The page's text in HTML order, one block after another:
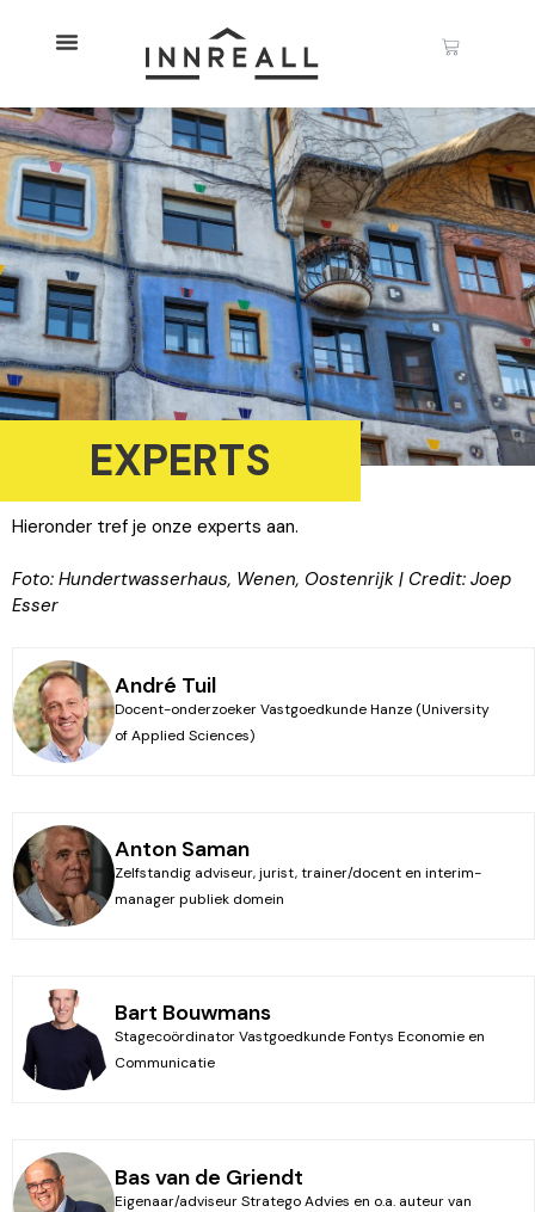
EXPERTS
Hieronder tref je onze experts aan.
Foto: Hundertwasserhaus, Wenen, Oostenrijk | Credit: Joep
Esser
André Tuil
Docent-onderzoeker Vastgoedkunde Hanze (University
of Applied Sciences)
Anton Saman
Zelfstandig adviseur, jurist, trainer/docent en interim-
manager publiek domein
Bart Bouwmans
Stagecoördinator Vastgoedkunde Fontys Economie en
Communicatie
Bas van de Griendt
Eigenaar/adviseur Stratego Advies en o.a. auteur van